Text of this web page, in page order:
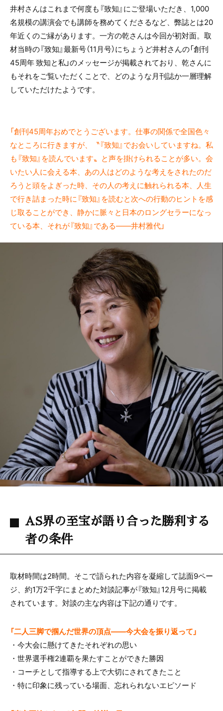
井村さんはこれまで何度も『致知』にご登場いただき、1,000
名規模の講演会でも講師を務めてくださるなど、弊誌とは20
年近くのご縁があります。一方の乾さんは今回が初対面。取
材当時の『致知』最新号（11月号）にちょうど井村さんの「創刊
45周年 致知と私」のメッセージが掲載されており、乾さんに
もそれをご覧いただくことで、どのような月刊誌か一層理解
していただけたようです。
「創刊45周年おめでとうございます。仕事の関係で全国色々
なところに行きますが、〝『致知』でお会いしていますね。私
も『致知』を読んでいます〟と声を掛けられることが多い。会
いたい人に会える本、あの人はどのような考えをされたのだ
ろうと頭をよぎった時、その人の考えに触れられる本、人生
で行き詰まった時に『致知』を読むと次への行動のヒントを感
じ取ることができ、静かに脈々と日本のロングセラーになっ
ている本、それが『致知』である――井村雅代」
AS界の至宝が語り合った勝利する
者の条件
取材時間は2時間。そこで語られた内容を凝縮して誌面9ペー
ジ、約1万2千字にまとめた対談記事が『致知』12月号に掲載
されています。対談の主な内容は下記の通りです。
「二人三脚で掴んだ世界の頂点――今大会を振り返って」
・今大会に懸けてきたそれぞれの思い
・世界選手権2連覇を果たすことができた勝因
・コーチとして指導する上で大切にされてきたこと
・特に印象に残っている場面、忘れられないエピソード